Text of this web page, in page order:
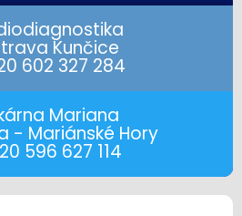
Kunčice
602 327 284
Mariana
- Mariánské Hory
596 627 114